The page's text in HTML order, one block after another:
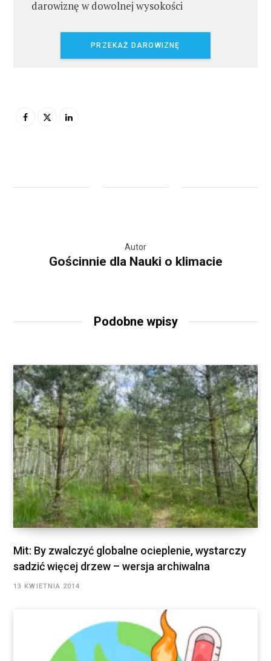
darowiznę w dowolnej wysokości
PRZEKAŻ DAROWIZNĘ
Autor
Gościnnie dla Nauki o klimacie
Podobne wpisy
Mit: By zwalczyć globalne ocieplenie, wystarczy
sadzić więcej drzew – wersja archiwalna
13 KWIETNIA 2014